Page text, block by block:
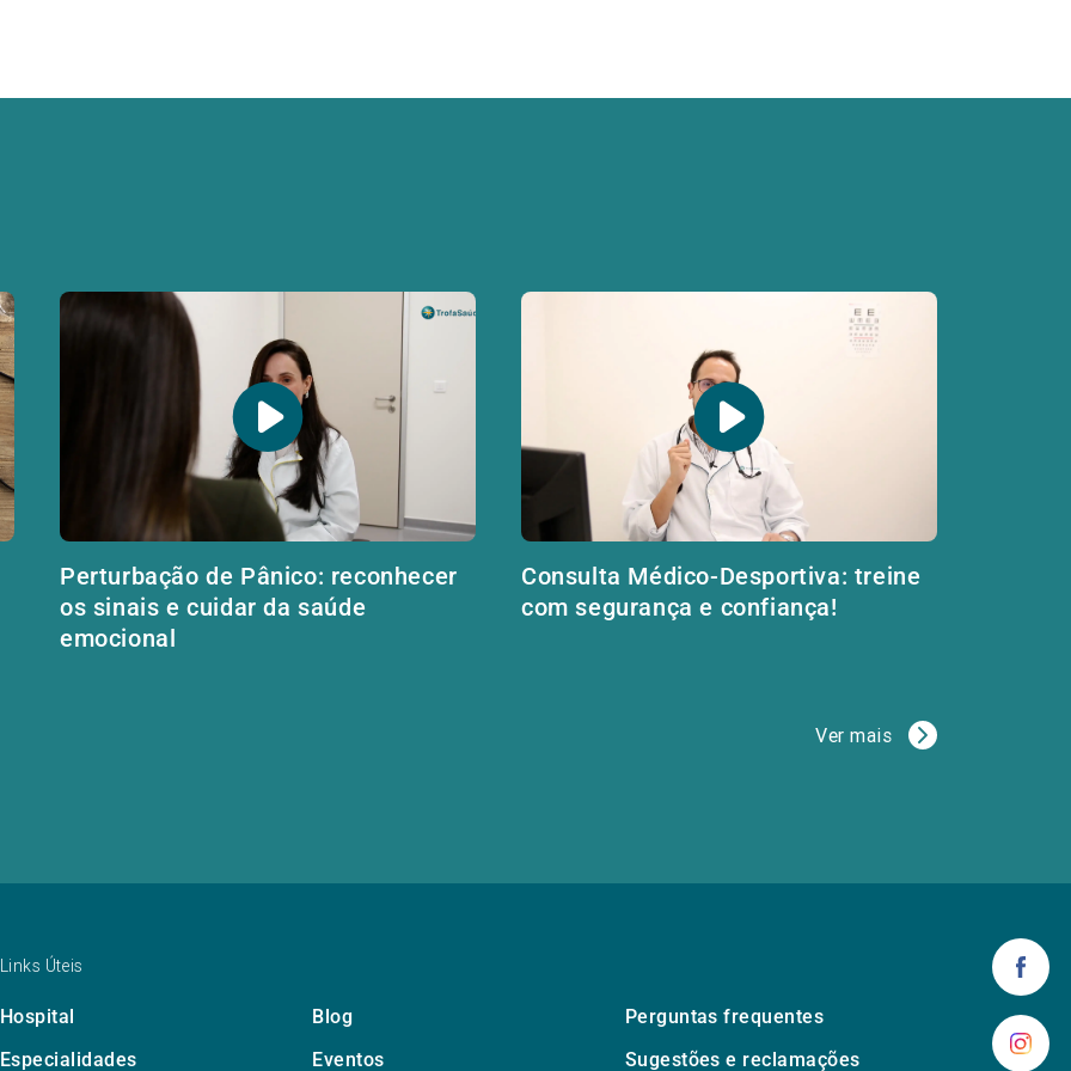
Perturbação de Pânico: reconhecer
os sinais e cuidar da saúde
emocional
Consulta Médico-Desportiva: treine
com segurança e confiança!
Ver mais
Links Úteis
Hospital Blog
Perguntas frequentes
Especialidades
Eventos Sugestões e reclamações